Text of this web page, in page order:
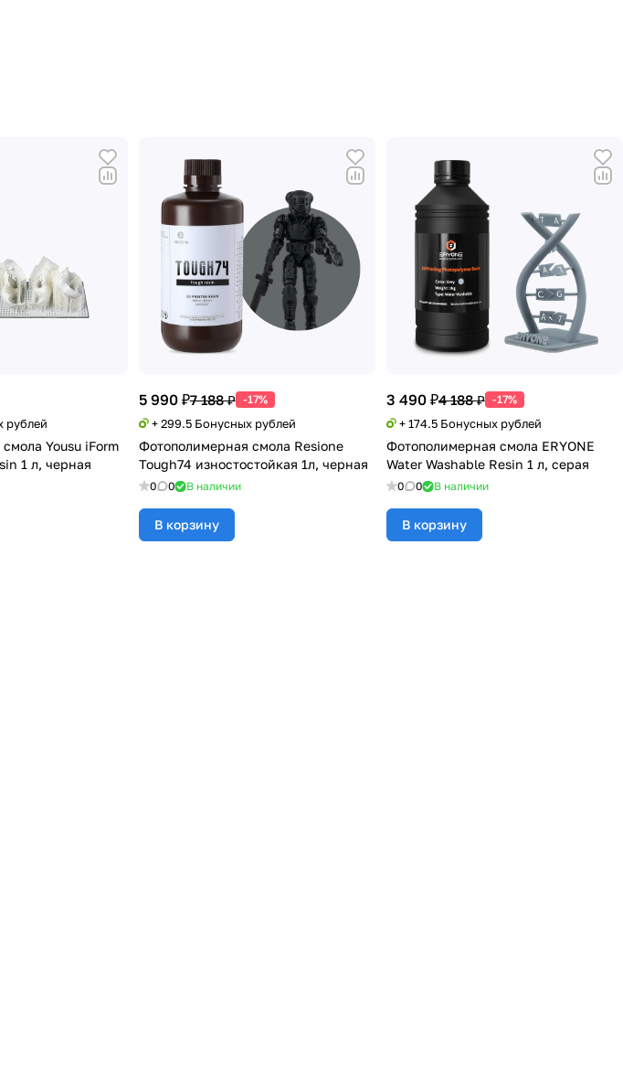
рублей
Yousu iForm
1 л, черная
5 990 ₽7 188 ₽ -17%
+ 299.5 Бонусных рублей
Фотополимерная смола Resione
Tough74 изностостойкая 1л, черная
0 0 В наличии
В корзину
3 490 ₽4 188 ₽ -17%
+ 174.5 Бонусных рублей
Фотополимерная смола ERYONE
Water Washable Resin 1 л, серая
0 0 В наличии
В корзину